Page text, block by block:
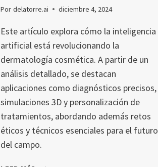
Por delatorre.ai diciembre 4, 2024
Este artículo explora cómo la inteligencia
artificial está revolucionando la
dermatología cosmética. A partir de un
análisis detallado, se destacan
aplicaciones como diagnósticos precisos,
simulaciones 3D y personalización de
tratamientos, abordando además retos
éticos y técnicos esenciales para el futuro
del campo.